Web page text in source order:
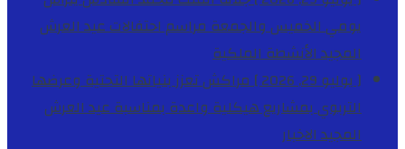
يومي الخميس والجمعة مراسم احتفالات عيد العرش
المجيدالأنشطة الملكية
[ يوليو 29, 2026 ]
مراكش تعزز بنياتها التحتية وعرضها
التربوي بمشاريع هيكلية واعدة بمناسبة عيد العرش
المجيدالاخبار